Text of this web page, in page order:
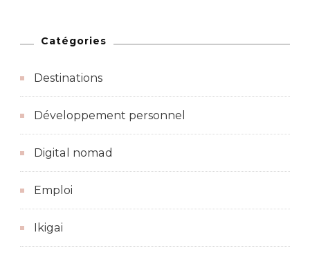
Catégories
Destinations
Développement personnel
Digital nomad
Emploi
Ikigai